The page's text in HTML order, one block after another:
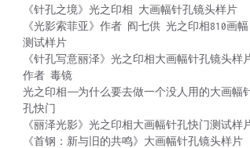
《针孔之境》光之印相 大画幅针孔镜头样片
《光影索菲亚》作者 阎七供 光之印相810画幅
测试样片
《针孔写意丽泽》光之印相大画幅针孔镜头样
作者 毒镜
光之印相——为什么要去做一个没人用的大画幅
孔快门
《丽泽光影》光之印相大画幅针孔快门测试样
《首钢：新与旧的共鸣》大画幅针孔镜头样片